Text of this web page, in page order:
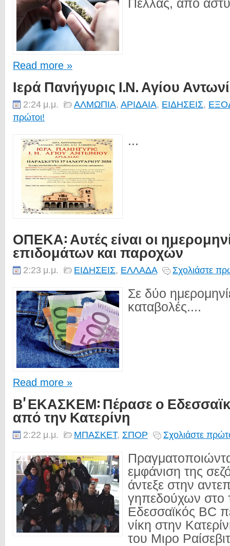
Πέλλας, από
Read more »
Ιερά Πανήγυρις Ι.Ν. Αγίου
2:24 μ.μ. ΑΛΜΩΠΙΑ, ΑΡΙΔΑΙΑ, ΕΙΔΗΣΕΙΣ,
πρώτοι!
...
ΟΠΕΚΑ: Αυτές είναι οι
επιδομάτων και παροχών
2:23 μ.μ. ΕΙΔΗΣΕΙΣ, ΕΛΛΑΔΑ Σχολιάστε
Σε δύο
καταβολές....
Read more »
Β' ΕΚΑΣΚΕΜ: Πέρασε ο
από την Κατερίνη
2:22 μ.μ. ΜΠΑΣΚΕΤ, ΣΠΟΡ Σχολιάστε
εμφάνιση της
άντεξε στην
γηπεδούχων στο
Εδεσσαϊκός BC
νίκη στην
του Μιρο